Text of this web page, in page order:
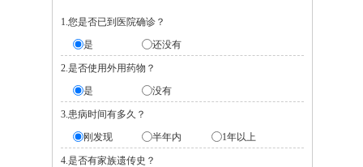
1.您是否已到医院确诊？
是
还没有
2.是否使用外用药物？
是
没有
3.患病时间有多久？
刚发现
半年内 1年以上
4.是否有家族遗传史？